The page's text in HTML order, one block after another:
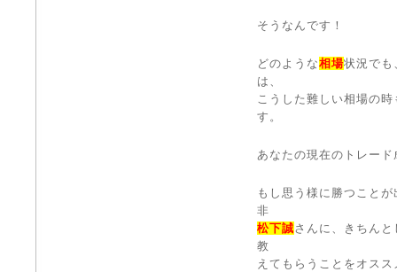
そうなんです！
どのような相場状況でも
は、
こうした難しい相場の
す。
あなたの現在のトレー
もし思う様に勝つこと
非
松下誠さんに、きちんと
教
えてもらうことをオスス